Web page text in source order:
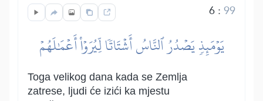
6:99
يَوۡمَئِذٖ يَصۡدُرُ ٱلنَّاسُ أَشۡتَاتٗا لِّيُرَوۡاْ أَعۡمَٰلَهُمۡ
Toga velikog dana kada se Zemlja
zatrese, ljudi će izići ka mjestu